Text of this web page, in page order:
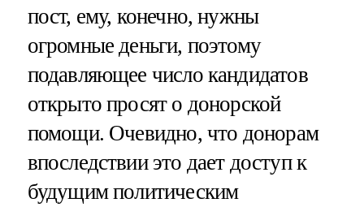
пост, ему, конечно, нужны
огромные деньги, поэтому
подавляющее число кандидатов
открыто просят о донорской
помощи. Очевидно, что донорам
впоследствии это дает доступ к
будущим политическим